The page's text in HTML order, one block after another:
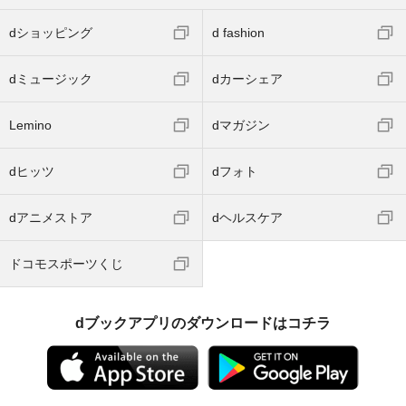
dショッピング d fashion
dミュージック dカーシェア
Lemino dマガジン
dヒッツ dフォト
dアニメストア dヘルスケア
ドコモスポーツくじ
dブックアプリのダウンロードはコチラ